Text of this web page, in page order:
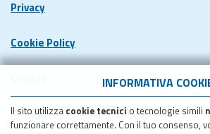
INFORMATIVA
Il sito utilizza cookie tecnici o tecnologie simili
funzionare correttamente. Con il tuo consenso,
Privacy
Cookie Policy
Dichiarazione di accessibilita'